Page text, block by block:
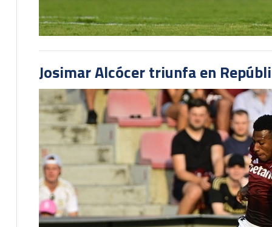
Josimar Alcócer triunfa en